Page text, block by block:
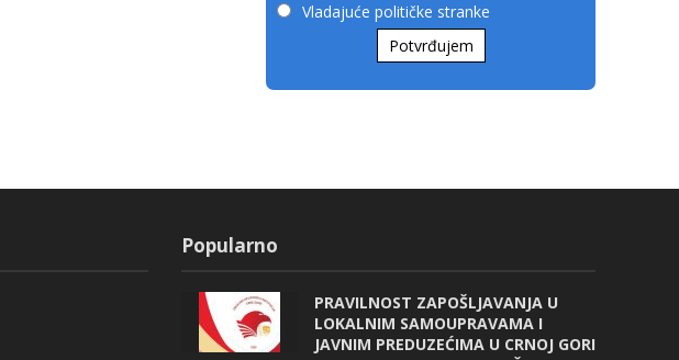
Vladajuće političke stranke
Potvrđujem
Popularno
PRAVILNOST ZAPOŠLJAVANJA U
LOKALNIM SAMOUPRAVAMA I
JAVNIM PREDUZEĆIMA U CRNOJ GORI